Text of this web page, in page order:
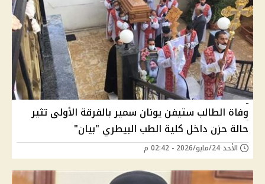
وفاة الطالب ستيفن يونان سمير بالفرقة الأولى تثير
حالة حزن داخل كلية الطب البيطري "بيان"
الأحد 24/مايو/2026 - 02:42 م